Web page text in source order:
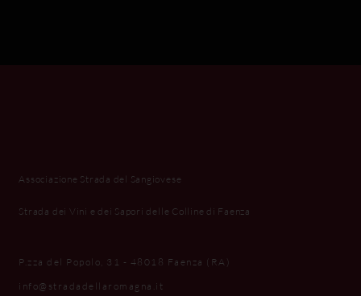
Associazione Strada del Sangiovese
Strada dei Vini e dei Sapori delle Colline di Faenza
P.zza del Popolo, 31 - 48018 Faenza (RA)
info@stradadellaromagna.it